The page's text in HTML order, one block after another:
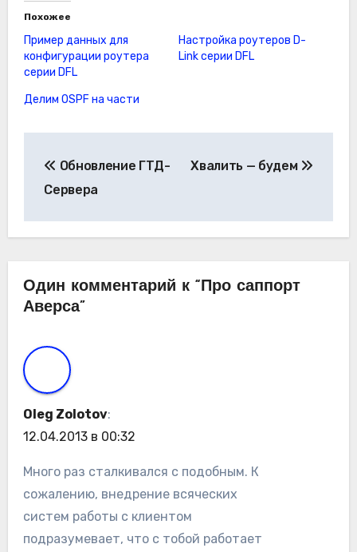
Похожее
Пример данных для
конфигурации роутера
серии DFL
Настройка роутеров D-
Link серии DFL
Делим OSPF на части
по
Обновление ГТД-
Сервера
Хвалить — будем
Один комментарий к “Про саппорт
Аверса”
Oleg Zolotov:
12.04.2013 в 00:32
Много раз сталкивался с подобным. К
сожалению, внедрение всяческих
систем работы с клиентом
подразумевает, что с тобой работает